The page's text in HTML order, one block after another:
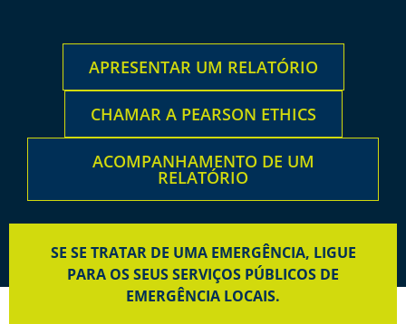
APRESENTAR UM RELATÓRIO
CHAMAR A PEARSON ETHICS
ACOMPANHAMENTO DE UM
RELATÓRIO
SE SE TRATAR DE UMA EMERGÊNCIA, LIGUE
PARA OS SEUS SERVIÇOS PÚBLICOS DE
EMERGÊNCIA LOCAIS.